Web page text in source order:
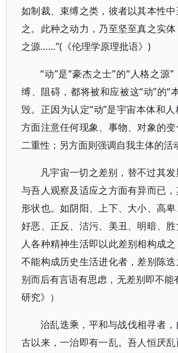
如制裁、束缚之类，彼者以其本性
之。此种之动力，乃至坚至真之实
之源……”(《伦理学原理批语》)
“动”是“豪杰之士”的“人格之源
缚、阻碍，都将被和应被这“动”的“
毁。正因为认定“动”是宇宙本体和
方面注意任何现象、事物、对象的
二重性；另方面则强调自我主体的活
凡宇宙一切之差别，替不过其发
与吾人观察及适应之方面有异而已
形状也。如阴阳、上下、大小、高卑
好恶、正反、洁污、美丑、明暗、
人各种精神生活即以此差别相构成
不能构成历史生活进化者，差别陈
别而后有言语有思虑，无差别即不能
研究》）
治乱迭乘，平和与战伐相寻者
古以来，一治即有一乱。吾人恒厌